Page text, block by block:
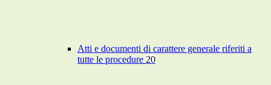
Atti e documenti di carattere generale riferiti a
tutte le procedure 20